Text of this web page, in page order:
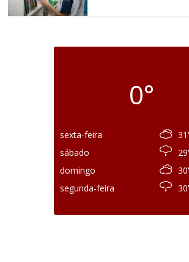
0°
sexta-feira
sábado
domingo
segunda-feira